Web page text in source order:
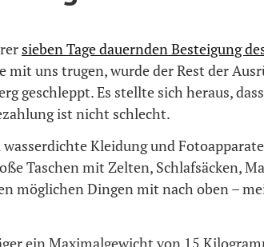
sieben Tage dauernden Besteigung
mit uns trugen, wurde der Rest der
geschleppt. Es stellte sich heraus,
ist nicht schlecht.
Kleidung und
Taschen mit Zelten, Schlafsäcken,
möglichen Dingen mit nach oben –
ein Maximalgewicht von 15